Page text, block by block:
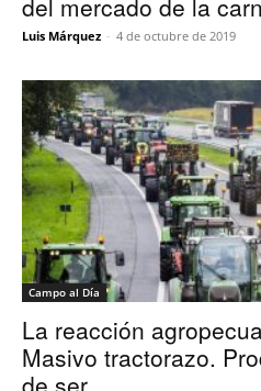
del mercado de la
Luis Márquez - 4 de octubre de 2019
Campo al Día
La reacción
Masivo tractorazo.
de ser...